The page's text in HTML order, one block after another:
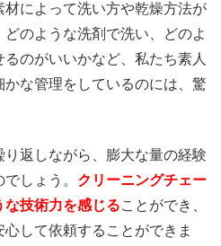
によって洗い方や乾燥方法が
のような洗剤で洗い、どのよ
のがいいかなど、私たち素人
な管理をしているのには、驚
返しながら、膨大な量の経験
しょう。 クリーニングチェー
な技術力を感じることができ、
して依頼することができま